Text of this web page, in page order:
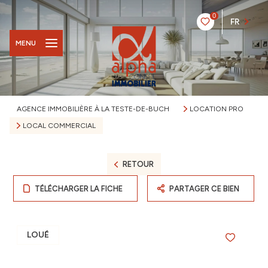
0
FR
MENU
AGENCE IMMOBILIÈRE À LA TESTE-DE-BUCH
LOCATION PRO
LOCAL COMMERCIAL
RETOUR
TÉLÉCHARGER LA FICHE PARTAGER CE BIEN
LOUÉ